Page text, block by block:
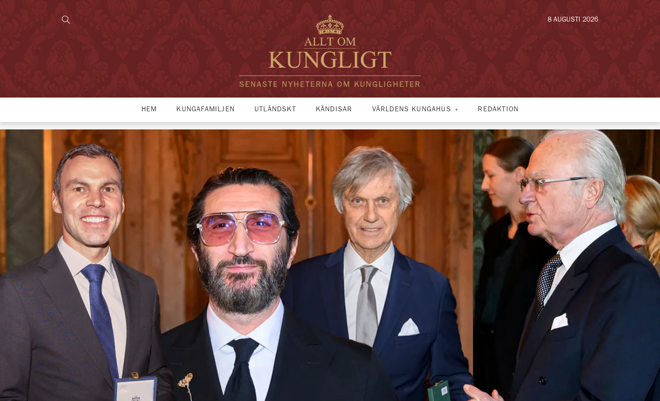
SENASTE NYHETERNA OM KUNGLIGHETER
8 AUGUSTI 2026
HEM KUNGAFAMILJEN UTLÄNDSKT KÄNDISAR VÄRLDENS KUNGAHUS REDAKTION